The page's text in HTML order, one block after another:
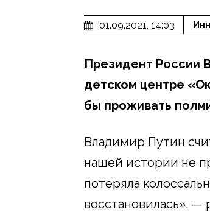
01.09.2021, 14:03
Президент России
детском центре
бы проживать
Владимир Путин
нашей истории не
потеряла
восстановилась», —